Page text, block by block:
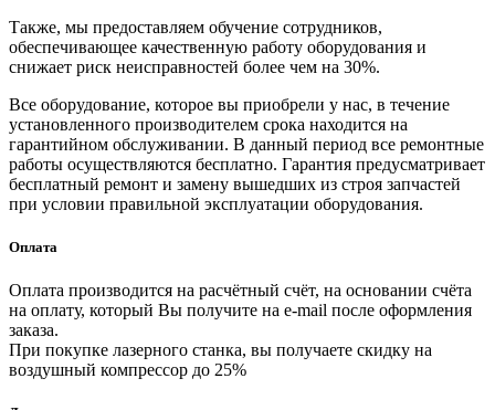
Также, мы предоставляем обучение сотрудников,
обеспечивающее качественную работу оборудования и
снижает риск неисправностей более чем на 30%.
Все оборудование, которое вы приобрели у нас, в течение
установленного производителем срока находится на
гарантийном обслуживании. В данный период все ремонтные
работы осуществляются бесплатно. Гарантия предусматривает
бесплатный ремонт и замену вышедших из строя запчастей
при условии правильной эксплуатации оборудования.
Оплата
Оплата производится на расчётный счёт, на основании счёта
на оплату, который Вы получите на e-mail после оформления
заказа.
При покупке лазерного станка, вы получаете скидку на
воздушный компрессор до 25%